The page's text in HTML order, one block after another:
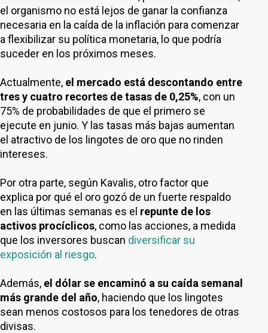
el organismo no está lejos de ganar la confianza
necesaria en la caída de la inflación para comenzar
a flexibilizar su política monetaria, lo que podría
suceder en los próximos meses.
Actualmente, el mercado está descontando entre
tres y cuatro recortes de tasas de 0,25%, con un
75% de probabilidades de que el primero se
ejecute en junio. Y las tasas más bajas aumentan
el atractivo de los lingotes de oro que no rinden
intereses.
Por otra parte, según Kavalis, otro factor que
explica por qué el oro gozó de un fuerte respaldo
en las últimas semanas es el repunte de los
activos procíclicos, como las acciones, a medida
que los inversores buscan diversificar su
exposición al riesgo.
Además, el dólar se encaminó a su caída semanal
más grande del año, haciendo que los lingotes
sean menos costosos para los tenedores de otras
divisas.